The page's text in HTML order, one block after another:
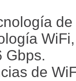
Gbps.
de